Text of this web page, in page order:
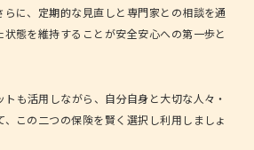
に、定期的な見直しと専門家との相談を通
状態を維持することが安全安心への第一歩と
も活用しながら、自分自身と大切な人々・
この二つの保険を賢く選択し利用しましょ